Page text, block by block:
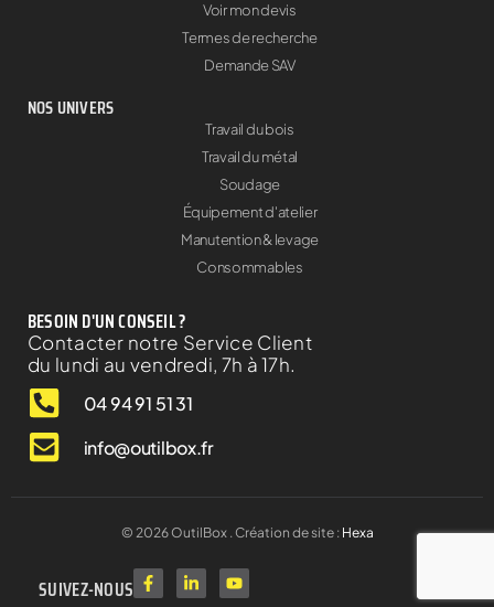
Voir mon devis
Termes de recherche
Demande SAV
NOS UNIVERS
Travail du bois
Travail du métal
Soudage
Équipement d'atelier
Manutention & levage
Consommables
BESOIN D'UN CONSEIL ?
Contacter notre Service Client
du lundi au vendredi, 7h à 17h.
04 94 91 51 31
info@outilbox.fr
© 2026OutilBox . Création de site : Hexa
SUIVEZ-NOUS